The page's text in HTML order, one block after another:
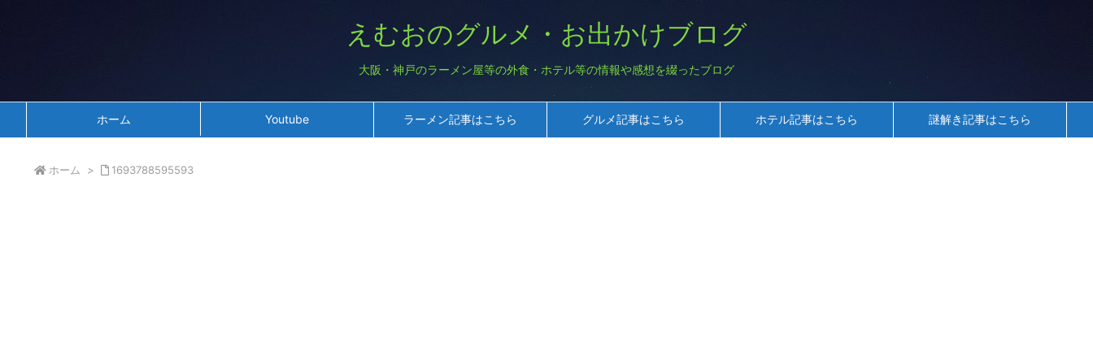
えむおのグルメ・お出かけブログ
大阪・神戸のラーメン屋等の外食・ホテル等の情報や感想を綴ったブログ
ホーム Youtube ラーメン記事はこちら グルメ記事はこちら ホテル記事はこちら 謎解き記事はこちら
ホーム > 1693788595593